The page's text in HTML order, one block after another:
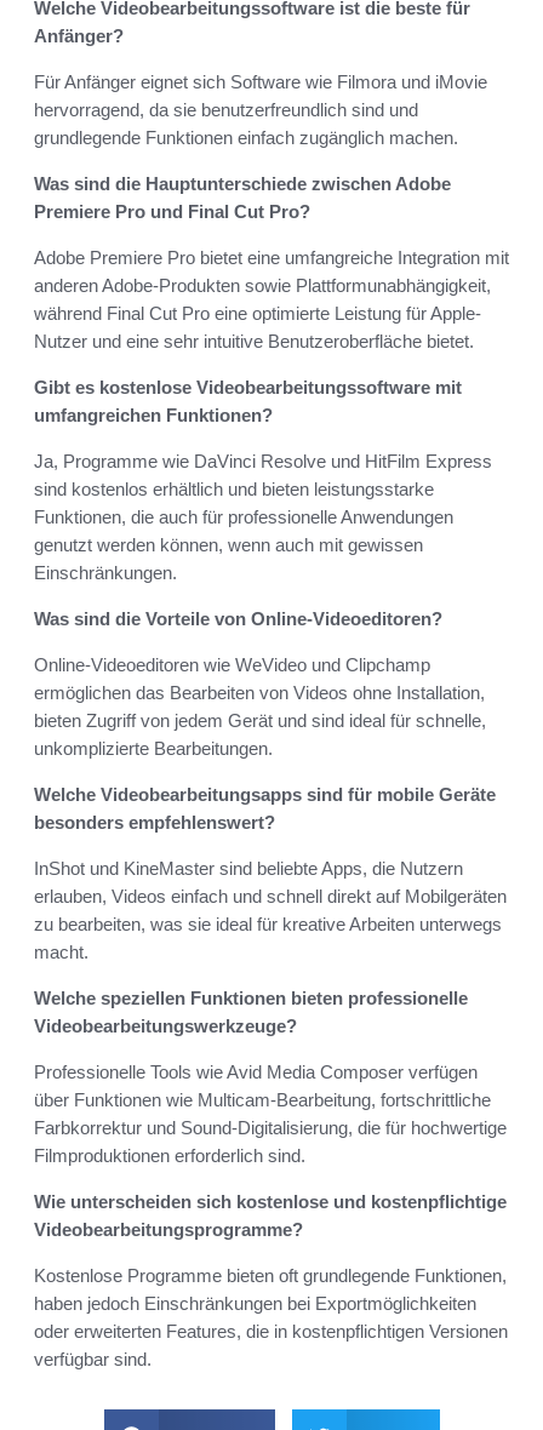
Welche Videobearbeitungssoftware ist die beste für
Anfänger?
Für Anfänger eignet sich Software wie Filmora und iMovie
hervorragend, da sie benutzerfreundlich sind und
grundlegende Funktionen einfach zugänglich machen.
Was sind die Hauptunterschiede zwischen Adobe
Premiere Pro und Final Cut Pro?
Adobe Premiere Pro bietet eine umfangreiche Integration mit
anderen Adobe-Produkten sowie Plattformunabhängigkeit,
während Final Cut Pro eine optimierte Leistung für Apple-
Nutzer und eine sehr intuitive Benutzeroberfläche bietet.
Gibt es kostenlose Videobearbeitungssoftware mit
umfangreichen Funktionen?
Ja, Programme wie DaVinci Resolve und HitFilm Express
sind kostenlos erhältlich und bieten leistungsstarke
Funktionen, die auch für professionelle Anwendungen
genutzt werden können, wenn auch mit gewissen
Einschränkungen.
Was sind die Vorteile von Online-Videoeditoren?
Online-Videoeditoren wie WeVideo und Clipchamp
ermöglichen das Bearbeiten von Videos ohne Installation,
bieten Zugriff von jedem Gerät und sind ideal für schnelle,
unkomplizierte Bearbeitungen.
Welche Videobearbeitungsapps sind für mobile Geräte
besonders empfehlenswert?
InShot und KineMaster sind beliebte Apps, die Nutzern
erlauben, Videos einfach und schnell direkt auf Mobilgeräten
zu bearbeiten, was sie ideal für kreative Arbeiten unterwegs
macht.
Welche speziellen Funktionen bieten professionelle
Videobearbeitungswerkzeuge?
Professionelle Tools wie Avid Media Composer verfügen
über Funktionen wie Multicam-Bearbeitung, fortschrittliche
Farbkorrektur und Sound-Digitalisierung, die für hochwertige
Filmproduktionen erforderlich sind.
Wie unterscheiden sich kostenlose und kostenpflichtige
Videobearbeitungsprogramme?
Kostenlose Programme bieten oft grundlegende Funktionen,
haben jedoch Einschränkungen bei Exportmöglichkeiten
oder erweiterten Features, die in kostenpflichtigen Versionen
verfügbar sind.